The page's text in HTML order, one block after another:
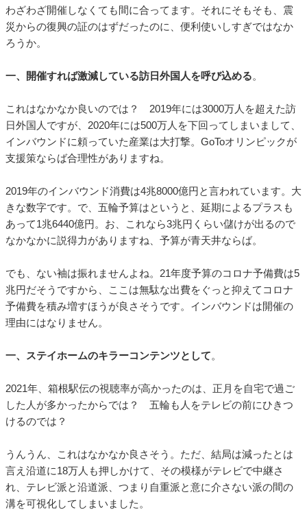
わざわざ開催しなくても間に合ってます。それにそもそも、震
災からの復興の証のはずだったのに、便利使いしすぎではなか
ろうか。
一、開催すれば激減している訪日外国人を呼び込める。
これはなかなか良いのでは？ 2019年には3000万人を超えた訪
日外国人ですが、2020年には500万人を下回ってしまいまして、
インバウンドに頼っていた産業は大打撃。GoToオリンピックが
支援策ならば合理性がありますね。
2019年のインバウンド消費は4兆8000億円と言われています。大
きな数字です。で、五輪予算はというと、延期によるプラスも
あって1兆6440億円。お、これなら3兆円くらい儲けが出るので
なかなかに説得力がありますね、予算が青天井ならば。
でも、ない袖は振れませんよね。21年度予算のコロナ予備費は5
兆円だそうですから、ここは無駄な出費をぐっと抑えてコロナ
予備費を積み増すほうが良さそうです。インバウンドは開催の
理由にはなりません。
一、ステイホームのキラーコンテンツとして。
2021年、箱根駅伝の視聴率が高かったのは、正月を自宅で過ご
した人が多かったからでは？ 五輪も人をテレビの前にひきつ
けるのでは？
うんうん、これはなかなか良さそう。ただ、結局は減ったとは
言え沿道に18万人も押しかけて、その模様がテレビで中継さ
れ、テレビ派と沿道派、つまり自重派と意に介さない派の間の
溝を可視化してしまいました。